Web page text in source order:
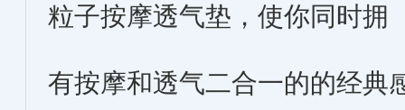
粒子按摩透气垫，使你同时拥
有按摩和透气二合一的的经典